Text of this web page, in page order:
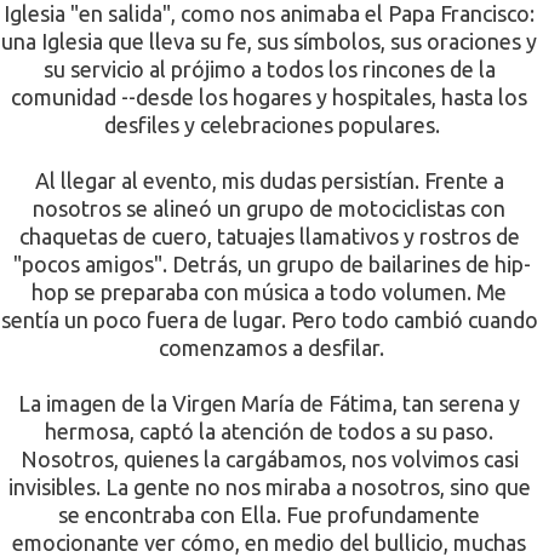
Iglesia "en salida", como nos animaba el Papa Francisco:
una Iglesia que lleva su fe, sus símbolos, sus oraciones y
su servicio al prójimo a todos los rincones de la
comunidad --desde los hogares y hospitales, hasta los
desfiles y celebraciones populares.
Al llegar al evento, mis dudas persistían. Frente a
nosotros se alineó un grupo de motociclistas con
chaquetas de cuero, tatuajes llamativos y rostros de
"pocos amigos". Detrás, un grupo de bailarines de hip-
hop se preparaba con música a todo volumen. Me
sentía un poco fuera de lugar. Pero todo cambió cuando
comenzamos a desfilar.
La imagen de la Virgen María de Fátima, tan serena y
hermosa, captó la atención de todos a su paso.
Nosotros, quienes la cargábamos, nos volvimos casi
invisibles. La gente no nos miraba a nosotros, sino que
se encontraba con Ella. Fue profundamente
emocionante ver cómo, en medio del bullicio, muchas